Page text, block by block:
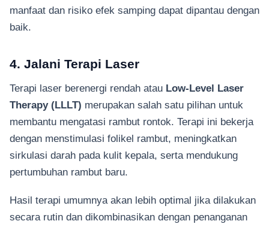
manfaat dan risiko efek samping dapat dipantau dengan
baik.
4. Jalani Terapi Laser
Terapi laser berenergi rendah atau Low-Level Laser
Therapy (LLLT) merupakan salah satu pilihan untuk
membantu mengatasi rambut rontok. Terapi ini bekerja
dengan menstimulasi folikel rambut, meningkatkan
sirkulasi darah pada kulit kepala, serta mendukung
pertumbuhan rambut baru.
Hasil terapi umumnya akan lebih optimal jika dilakukan
secara rutin dan dikombinasikan dengan penanganan